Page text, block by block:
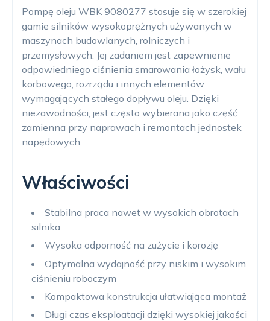
Pompę oleju WBK 9080277 stosuje się w szerokiej
gamie silników wysokoprężnych używanych w
maszynach budowlanych, rolniczych i
przemysłowych. Jej zadaniem jest zapewnienie
odpowiedniego ciśnienia smarowania łożysk, wału
korbowego, rozrządu i innych elementów
wymagających stałego dopływu oleju. Dzięki
niezawodności, jest często wybierana jako część
zamienna przy naprawach i remontach jednostek
napędowych.
Właściwości
Stabilna praca nawet w wysokich obrotach
silnika
Wysoka odporność na zużycie i korozję
Optymalna wydajność przy niskim i wysokim
ciśnieniu roboczym
Kompaktowa konstrukcja ułatwiająca montaż
Długi czas eksploatacji dzięki wysokiej jakości